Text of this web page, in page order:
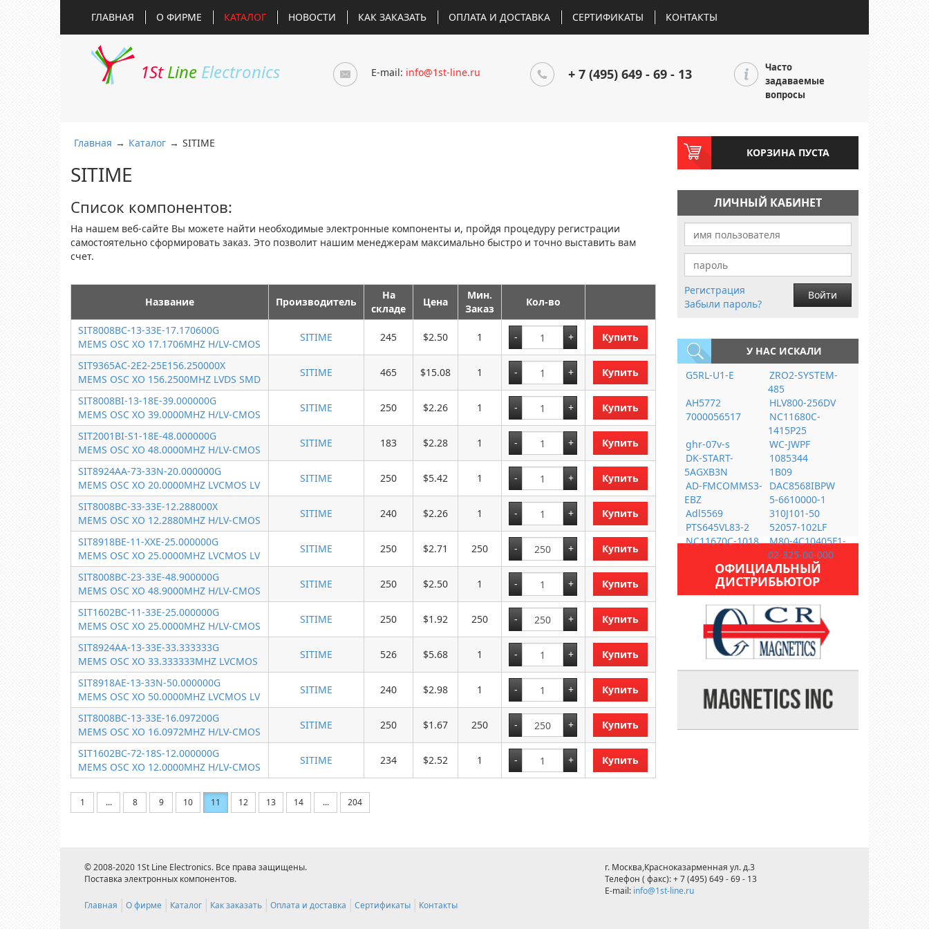
ГЛАВНАЯ О ФИРМЕ КАТАЛОГ НОВОСТИ КАК ЗАКАЗАТЬ ОПЛАТА И ДОСТАВКА СЕРТИФИКАТЫ КОНТАКТЫ
1St Line Electronics E-mail: info@1st-line.ru + 7 (495) 649 - 69 - 13
Часто
задаваемые
вопросы
Главная → Каталог → SITIME
SITIME
Список компонентов:
На нашем веб-сайте Вы можете найти необходимые электронные компоненты и, пройдя процедуру регистрации
самостоятельно сформировать заказ. Это позволит нашим менеджерам максимально быстро и точно выставить вам
счет.
Название Производитель
На
складе
Цена
Мин.
Заказ
Кол-во
SIT8008BC-13-33E-17.170600G
MEMS OSC XO 17.1706MHZ H/LV-CMOS
SITIME 245 $2.50 1 Купить
SIT9365AC-2E2-25E156.250000X
MEMS OSC XO 156.2500MHZ LVDS SMD
SITIME 465 $15.08 1 Купить
SIT8008BI-13-18E-39.000000G
MEMS OSC XO 39.0000MHZ H/LV-CMOS
SITIME 250 $2.26 1 Купить
SIT2001BI-S1-18E-48.000000G
MEMS OSC XO 48.0000MHZ H/LV-CMOS
SITIME 183 $2.28 1 Купить
SIT8924AA-73-33N-20.000000G
MEMS OSC XO 20.0000MHZ LVCMOS LV
SITIME 250 $5.42 1 Купить
SIT8008BC-33-33E-12.288000X
MEMS OSC XO 12.2880MHZ H/LV-CMOS
SITIME 240 $2.26 1 Купить
SIT8918BE-11-XXE-25.000000G
MEMS OSC XO 25.0000MHZ LVCMOS LV
SITIME 250 $2.71 250 Купить
SIT8008BC-23-33E-48.900000G
MEMS OSC XO 48.9000MHZ H/LV-CMOS
SITIME 250 $2.50 1 Купить
SIT1602BC-11-33E-25.000000G
MEMS OSC XO 25.0000MHZ H/LV-CMOS
SITIME 250 $1.92 250 Купить
SIT8924AA-13-33E-33.333333G
MEMS OSC XO 33.333333MHZ LVCMOS
SITIME 526 $5.68 1 Купить
SIT8918AE-13-33N-50.000000G
MEMS OSC XO 50.0000MHZ LVCMOS LV
SITIME 240 $2.98 1 Купить
SIT8008BC-13-33E-16.097200G
MEMS OSC XO 16.0972MHZ H/LV-CMOS
SITIME 250 $1.67 250 Купить
SIT1602BC-72-18S-12.000000G
MEMS OSC XO 12.0000MHZ H/LV-CMOS
SITIME 234 $2.52 1 Купить
1 ... 8 9 10 11 12 13 14 ... 204
КОРЗИНА ПУСТА
ЛИЧНЫЙ КАБИНЕТ
Регистрация
Забыли пароль?
Войти
У НАС ИСКАЛИ
G5RL-U1-E
ZRO2-SYSTEM-
485
AH5772
HLV800-256DV
7000056517
NC11680C-
1415P25
ghr-07v-s
WC-JWPF
DK-START-
5AGXB3N
1085344
1B09
AD-FMCOMMS3-
EBZ
DAC8568IBPW
5-6610000-1
Adl5569
310J101-50
PTS645VL83-2
52057-102LF
NC11670C-1018
M80-4C10405F1-
02-325-00-000
ОФИЦИАЛЬНЫЙ
ДИСТРИБЬЮТОР
© 2008-2020 1St Line Electronics. Все права защищены.
Поставка электронных компонентов.
Главная О фирме Каталог Как заказать Оплата и доставка Сертификаты Контакты
г. Москва,Красноказарменная ул. д.3
Телефон ( факс): + 7 (495) 649 - 69 - 13
E-mail: info@1st-line.ru